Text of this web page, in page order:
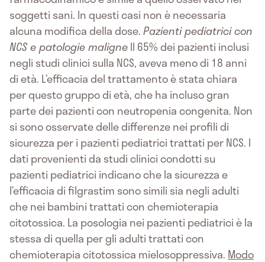
soggetti sani. In questi casi non è necessaria
alcuna modifica della dose.Pazienti pediatrici con
NCS e patologie maligneIl 65% dei pazienti inclusi
negli studi clinici sulla NCS, aveva meno di 18 anni
di età. L’efficacia del trattamento è stata chiara
per questo gruppo di età, che ha incluso gran
parte dei pazienti con neutropenia congenita. Non
si sono osservate delle differenze nei profili di
sicurezza per i pazienti pediatrici trattati per NCS. I
dati provenienti da studi clinici condotti su
pazienti pediatrici indicano che la sicurezza e
l’efficacia di filgrastim sono simili sia negli adulti
che nei bambini trattati con chemioterapia
citotossica. La posologia nei pazienti pediatrici è la
stessa di quella per gli adulti trattati con
chemioterapia citotossica mielosoppressiva. Modo